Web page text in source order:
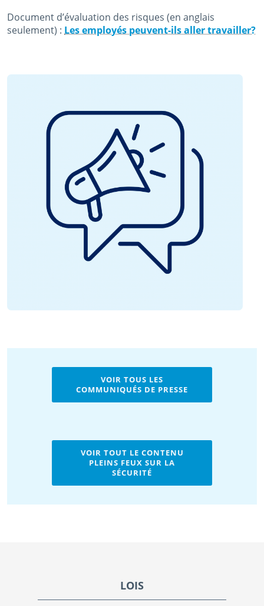
Document d’évaluation des risques (en anglais
seulement) : Les employés peuvent-ils aller travailler?
Sidebar 'Media Releses' link.
VOIR TOUS LES
COMMUNIQUÉS DE PRESSE
Sidebar 'Webinar' link.
VOIR TOUT LE CONTENU
PLEINS FEUX SUR LA
SÉCURITÉ
LOIS